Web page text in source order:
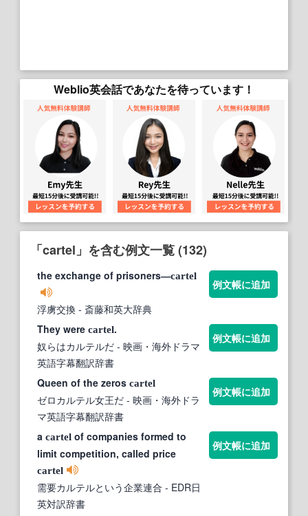
Weblio英会話であなたを待っています！
「cartel」を含む例文一覧 (132)
the exchange of prisoners―cartel
浮虜交換 - 斎藤和英大辞典
例文帳に追加
They were cartel.
奴らはカルテルだ - 映画・海外ドラマ
英語字幕翻訳辞書
例文帳に追加
Queen of the zeros cartel
ゼロカルテル女王だ - 映画・海外ドラ
マ英語字幕翻訳辞書
例文帳に追加
a cartel of companies formed to
limit competition, called price
cartel
需要カルテルという企業連合 - EDR日
英対訳辞書
例文帳に追加